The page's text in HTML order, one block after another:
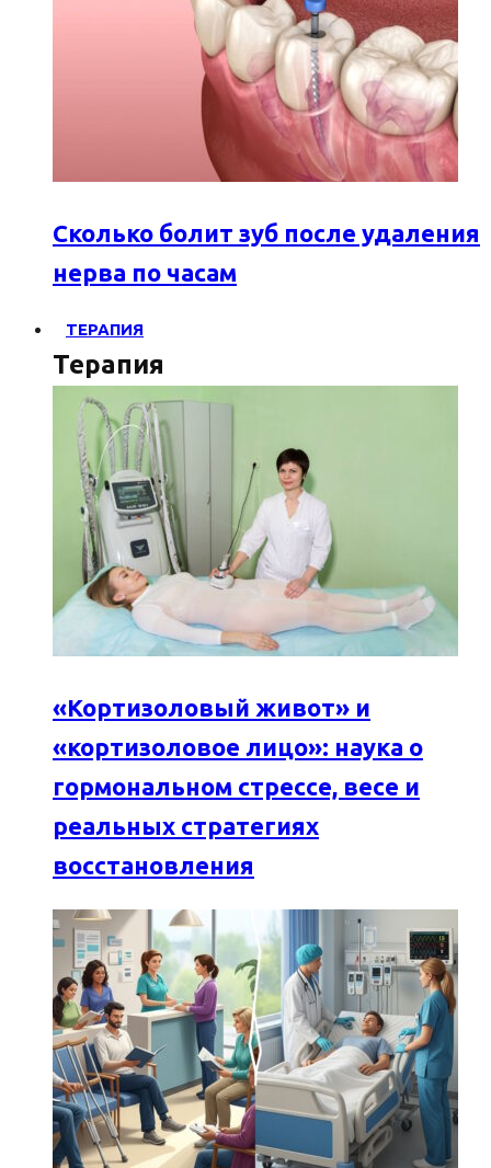
Сколько болит зуб после удаления
нерва по часам
ТЕРАПИЯ
Терапия
«Кортизоловый живот» и
«кортизоловое лицо»: наука о
гормональном стрессе, весе и
реальных стратегиях
восстановления